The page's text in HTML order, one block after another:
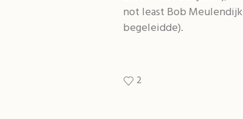
not least Bob
begeleidde).
2